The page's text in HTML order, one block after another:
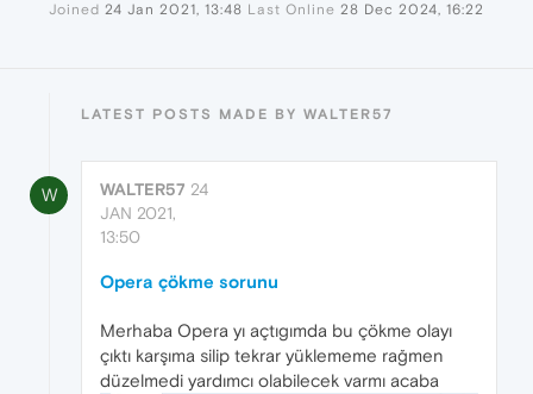
Joined 24 Jan 2021, 13:48 Last Online 28 Dec 2024, 16:22
LATEST POSTS MADE BY WALTER57
W WALTER57 24
JAN 2021,
13:50
Opera çökme sorunu
Merhaba Opera yı açtıgımda bu çökme olayı
çıktı karşıma silip tekrar yüklememe rağmen
düzelmedi yardımcı olabilecek varmı acaba